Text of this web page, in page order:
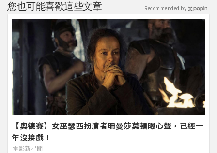
您也可能喜歡這些文章
【奧德賽】女巫瑟西扮演者珊曼莎莫頓曝心聲，已經一
年沒接戲！
電影新星聞
Recommended by